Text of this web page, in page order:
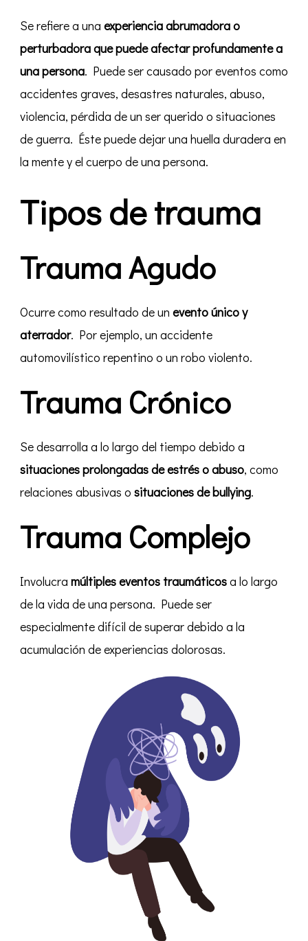
Se refiere a una experiencia abrumadora o
perturbadora que puede afectar profundamente a
una persona. Puede ser causado por eventos como
accidentes graves, desastres naturales, abuso,
violencia, pérdida de un ser querido o situaciones
de guerra. Éste puede dejar una huella duradera en
la mente y el cuerpo de una persona.
Tipos de trauma
Trauma Agudo
Ocurre como resultado de un evento único y
aterrador. Por ejemplo, un accidente
automovilístico repentino o un robo violento.
Trauma Crónico
Se desarrolla a lo largo del tiempo debido a
situaciones prolongadas de estrés o abuso, como
relaciones abusivas o situaciones de bullying.
Trauma Complejo
Involucra múltiples eventos traumáticosa lo largo
de la vida de una persona. Puede ser
especialmente difícil de superar debido a la
acumulación de experiencias dolorosas.